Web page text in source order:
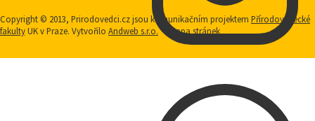
Copyright © 2013, Prirodovedci.cz jsou komunikačním projektem Přírodovědecké
fakultyUK v Praze. Vytvořilo Andweb s.r.o. Mapa stránek